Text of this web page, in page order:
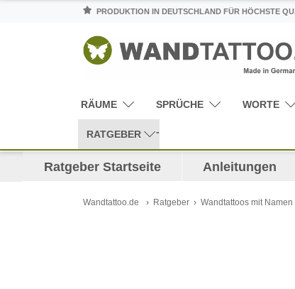
PRODUKTION IN DEUTSCHLAND FÜR HÖCHSTE
RÄUME SPRÜCHE WORTE
RATGEBER
Ratgeber Startseite Anleitungen
Wandtattoo.de Ratgeber Wandtattoos mit Namen